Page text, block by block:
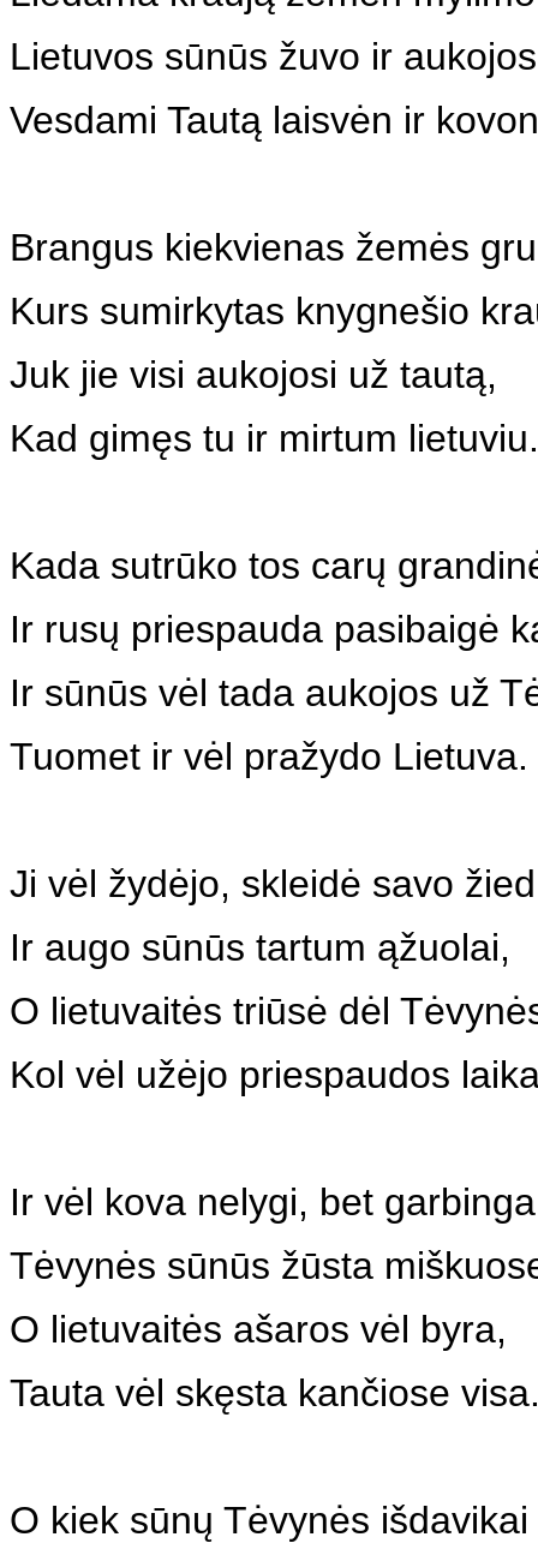
Lietuvos sūnūs žuvo ir
Vesdami Tautą laisvėn ir
Brangus kiekvienas žemės
Kurs sumirkytas knygnešio
Juk jie visi aukojosi už tautą,
Kad gimęs tu ir mirtum lietuviu.
Kada sutrūko tos carų
Ir rusų priespauda pasibaigė
Ir sūnūs vėl tada aukojos už
Tuomet ir vėl pražydo Lietuva.
Ji vėl žydėjo, skleidė savo
Ir augo sūnūs tartum ąžuolai,
O lietuvaitės triūsė dėl
Kol vėl užėjo priespaudos
Ir vėl kova nelygi, bet
Tėvynės sūnūs žūsta
O lietuvaitės ašaros vėl byra,
Tauta vėl skęsta kančiose
O kiek sūnų Tėvynės išdavikai